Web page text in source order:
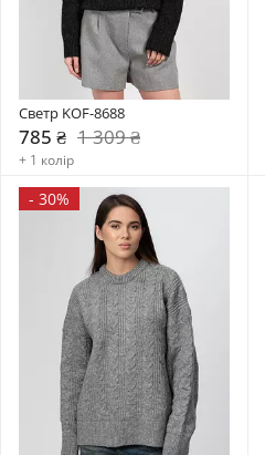
Светр KOF-8688
785 ₴ 1 309 ₴
+ 1 колір
- 30%